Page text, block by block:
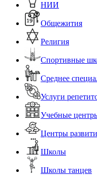
НИИ
Общежития
Религия
Спортивные
Среднее
Услуги
Учебные
Центры
Школы
Школы танцев